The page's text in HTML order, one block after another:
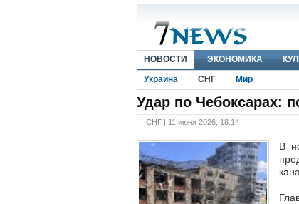
НОВОСТИ ЭКОНОМИКА
Украина
СНГ Мир
Удар по Чебоксарах:
СНГ | 11 июня 2026, 18:14
В